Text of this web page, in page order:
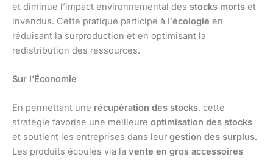
et diminue l’impact environnemental des stocks morts et
invendus. Cette pratique participe à l’écologie en
réduisant la surproduction et en optimisant la
redistribution des ressources.
Sur l’Économie
En permettant une récupération des stocks, cette
stratégie favorise une meilleure optimisation des stocks
et soutient les entreprises dans leur gestion des surplus.
Les produits écoulés via la vente en gros accessoires